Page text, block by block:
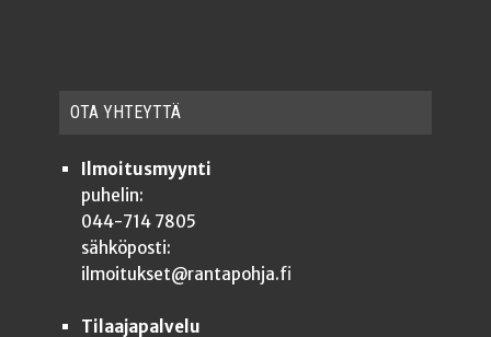
OTA YHTEYT­TÄ
Ilmoitusmyynti
puhelin:
044-714 7805
sähköposti:
ilmoitukset@rantapohja.fi
Tilaajapalvelu